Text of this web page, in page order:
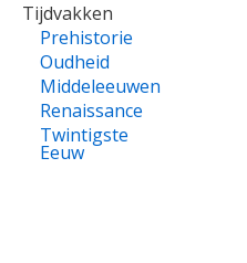
Tijdvakken
Prehistorie
Oudheid
Middeleeuwen
Renaissance
Twintigste
Eeuw